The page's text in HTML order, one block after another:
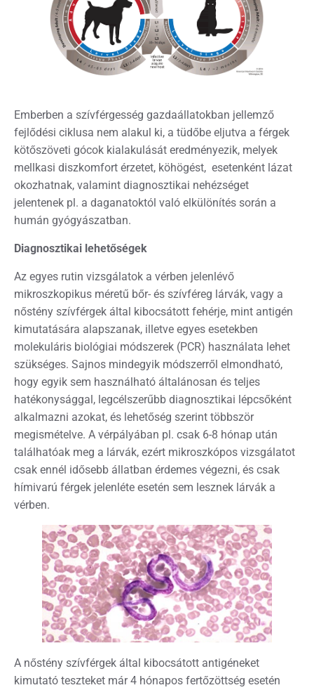
Emberben a szívférgesség gazdaállatokban jellemző
fejlődési ciklusa nem alakul ki, a tüdőbe eljutva a férgek
kötőszöveti gócok kialakulását eredményezik, melyek
mellkasi diszkomfort érzetet, köhögést, esetenként lázat
okozhatnak, valamint diagnosztikai nehézséget
jelentenek pl. a daganatoktól való elkülönítés során a
humán gyógyászatban.
Diagnosztikai lehetőségek
Az egyes rutin vizsgálatok a vérben jelenlévő
mikroszkopikus méretű bőr- és szívféreg lárvák, vagy a
nőstény szívférgek által kibocsátott fehérje, mint antigén
kimutatására alapszanak, illetve egyes esetekben
molekuláris biológiai módszerek (PCR) használata lehet
szükséges. Sajnos mindegyik módszerről elmondható,
hogy egyik sem használható általánosan és teljes
hatékonysággal, legcélszerűbb diagnosztikai lépcsőként
alkalmazni azokat, és lehetőség szerint többször
megismételve. A vérpályában pl. csak 6-8 hónap után
találhatóak meg a lárvák, ezért mikroszkópos vizsgálatot
csak ennél idősebb állatban érdemes végezni, és csak
hímivarú férgek jelenléte esetén sem lesznek lárvák a
vérben.
A nőstény szívférgek által kibocsátott antigéneket
kimutató teszteket már 4 hónapos fertőzöttség esetén